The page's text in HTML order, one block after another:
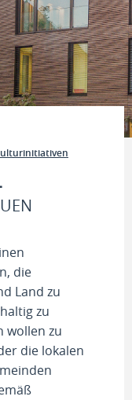
die
Land zu
zu
wollen zu
die lokalen